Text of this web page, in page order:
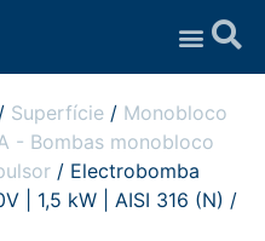
/ Superfície / Monobloco
- Bombas monobloco
/ Electrobomba
| 1,5 kW | AISI 316 (N) /